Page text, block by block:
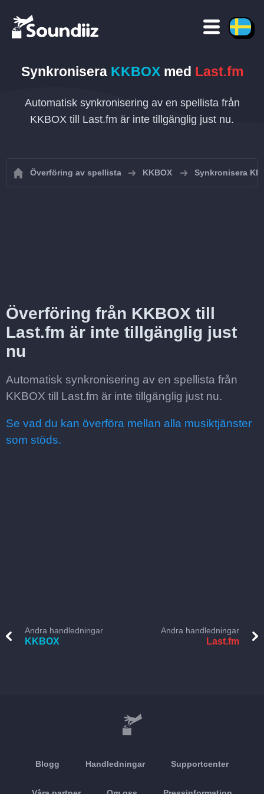
Synkronisera KKBOXmed Last.fm
Automatisk synkronisering av en spellista från
KKBOX till Last.fm är inte tillgänglig just nu.
Överföring av spellista KKBOX Synkronisera
Överföring från KKBOX till
Last.fm är inte tillgänglig just
nu
Automatisk synkronisering av en spellista från
KKBOX till Last.fm är inte tillgänglig just nu.
Se vad du kan överföra mellan alla musiktjänster
som stöds.
Andra handledningar
KKBOX
Andra handledningar
Last.fm
Blogg Handledningar Supportcenter